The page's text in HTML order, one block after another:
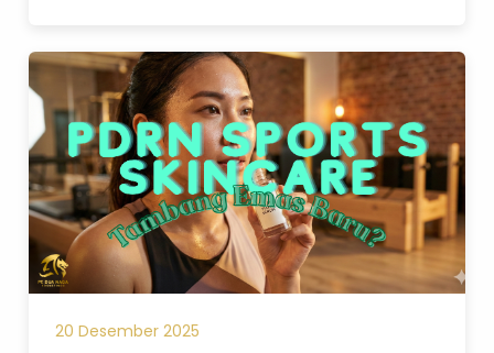
20 Desember 2025